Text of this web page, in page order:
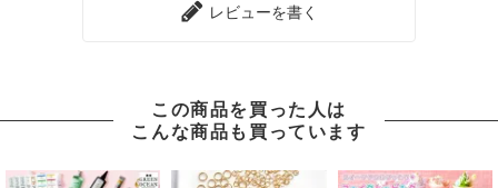
レビューを書く
この商品を買った人は
こんな商品も買っています